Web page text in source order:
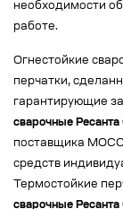
необходимости
работе.
Огнестойкие
перчатки,
гарантирующие
сварочные
поставщика
средств
Термостойкие
сварочные